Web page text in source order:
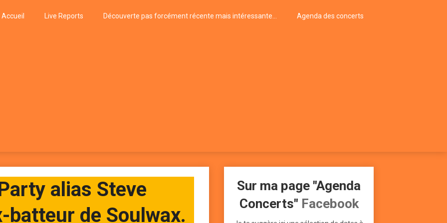
Accueil Live Reports Découverte pas forcément récente mais intéressante… Agenda des concerts
alias Steve
batteur de Soulwax.
Sur ma page "Agenda
Concerts" Facebook